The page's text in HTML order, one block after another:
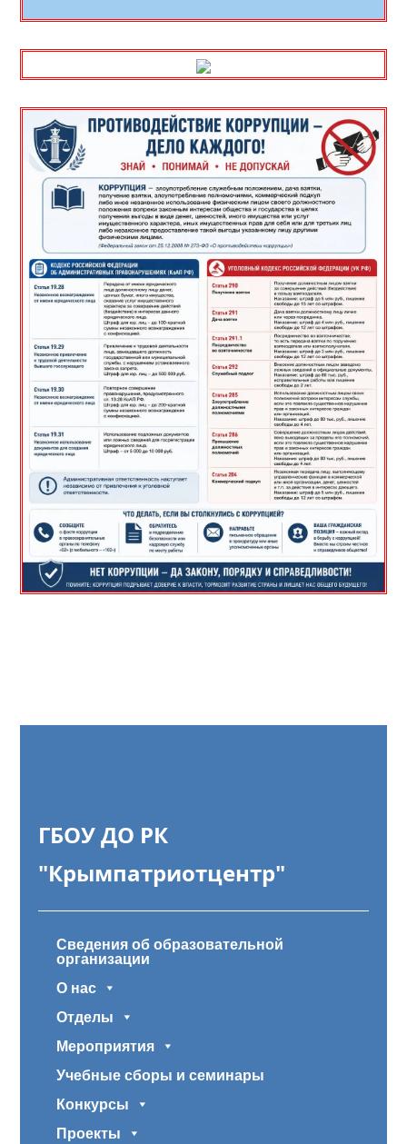
ГБОУ ДО РК
"Крымпатриотцентр"
Сведения об образовательной
организации
О нас
Отделы
Мероприятия
Учебные сборы и семинары
Конкурсы
Проекты